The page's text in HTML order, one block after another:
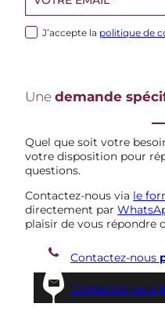
J’accepte la politique de
Unedemande
Quel que soit votre
votre disposition pour
questions.
Contactez-nous via le
directement par
plaisir de vous répondre
Contactez-nous
Contactez-nous